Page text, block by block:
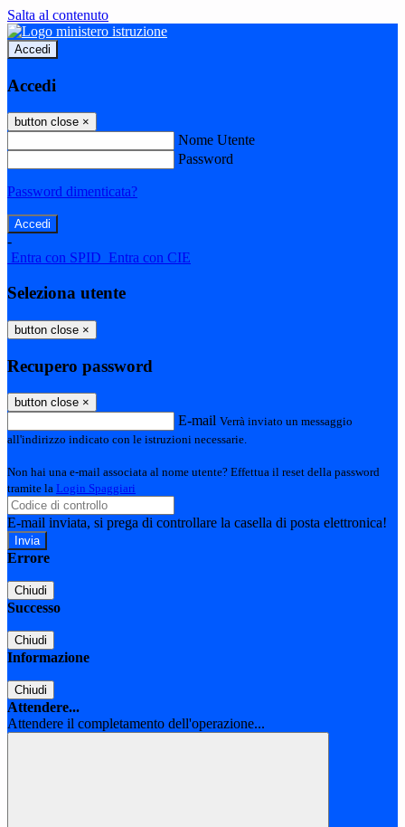
Salta al contenuto
Accedi
Accedi
button close ×
Nome Utente
Password
Password dimenticata?
-
Entra con SPID Entra con CIE
Seleziona utente
button close ×
Recupero password
button close ×
E-mail Verrà inviato un messaggio
all'indirizzo indicato con le istruzioni necessarie.
Non hai una e-mail associata al nome utente? Effettua il reset della password
tramite la Login Spaggiari
E-mail inviata, si prega di controllare la casella di posta elettronica!
Errore
Chiudi
Successo
Chiudi
Informazione
Chiudi
Attendere...
Attendere il completamento dell'operazione...